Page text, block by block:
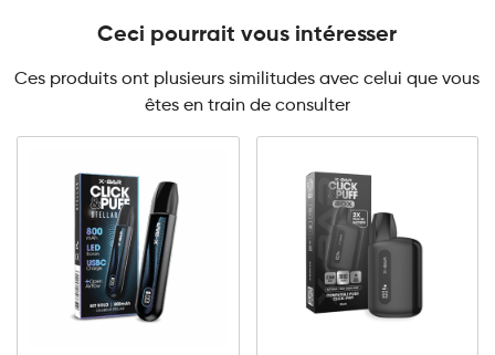
Ceci pourrait vous intéresser
Ces produits ont plusieurs similitudes avec celui que vous
êtes en train de consulter
Click
Puff
Puff